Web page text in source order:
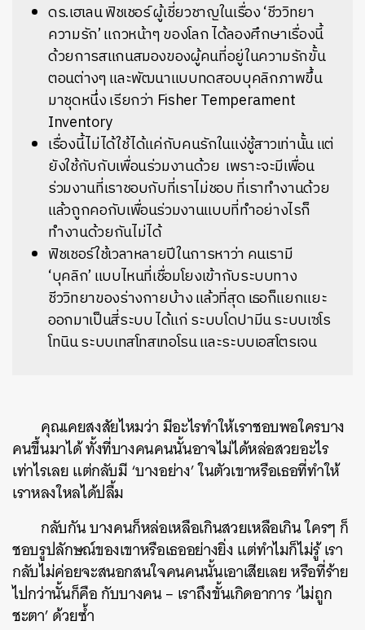
ดร.เฮเลน ฟิชเชอร์ ผู้เชี่ยวชาญในเรื่อง ‘ชีววิทยา
ความรัก’ แถวหน้าๆ ของโลก ได้ลองศึกษาเรื่องนี้
ด้วยการสแกนสมองของผู้คนที่อยู่ในความรักขั้น
ตอนต่างๆ และพัฒนาแบบทดสอบบุคลิกภาพขึ้น
มาชุดหนึ่ง เรียกว่า Fisher Temperament
Inventory
เรื่องนี้ไม่ได้ใช้ได้แค่กับคนรักในแง่ชู้สาวเท่านั้น แต่
ยังใช้กับกับเพื่อนร่วมงานด้วย เพราะจะมีเพื่อน
ร่วมงานที่เราชอบกับที่เราไม่ชอบ ที่เราทำงานด้วย
แล้วถูกคอกับเพื่อนร่วมงานแบบที่ทำอย่างไรก็
ทำงานด้วยกันไม่ได้
ฟิชเชอร์ใช้เวลาหลายปีในการหาว่า คนเรามี
‘บุคลิก’ แบบไหนที่เชื่อมโยงเข้ากับระบบทาง
ชีววิทยาของร่างกายบ้าง แล้วที่สุด เธอก็แยกแยะ
ออกมาเป็นสี่ระบบ ได้แก่ ระบบโดปามีน ระบบเซโร
โทนิน ระบบเทสโทสเทอโรน และระบบเอสโตรเจน
คุณเคยสงสัยไหมว่า มีอะไรทำให้เราชอบพอใครบาง
คนขึ้นมาได้ ทั้งที่บางคนคนนั้นอาจไม่ได้หล่อสวยอะไร
เท่าไรเลย แต่กลับมี ‘บางอย่าง’ ในตัวเขาหรือเธอที่ทำให้
เราหลงใหลได้ปลื้ม
กลับกัน บางคนก็หล่อเหลือเกินสวยเหลือเกิน ใครๆ ก็
ชอบรูปลักษณ์ของเขาหรือเธออย่างยิ่ง แต่ทำไมก็ไม่รู้ เรา
กลับไม่ค่อยจะสนอกสนใจคนคนนั้นเอาเสียเลย หรือที่ร้าย
ไปกว่านั้นก็คือ กับบางคน – เราถึงขั้นเกิดอาการ ‘ไม่ถูก
ชะตา’ ด้วยซ้ำ